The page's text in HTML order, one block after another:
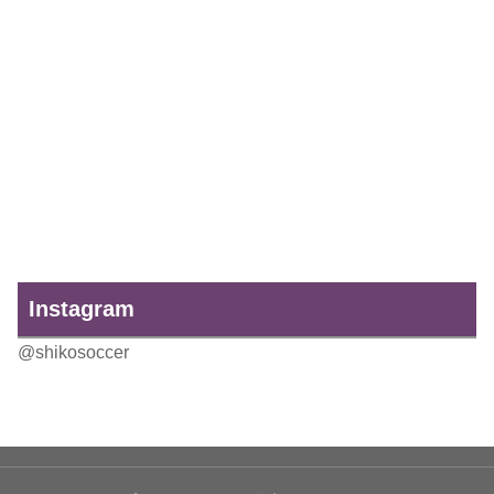
Instagram
@shikosoccer